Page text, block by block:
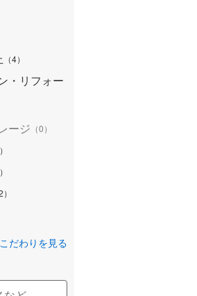
（4）
・リフォー
ージ （0）
）
）
）
だわりを見る